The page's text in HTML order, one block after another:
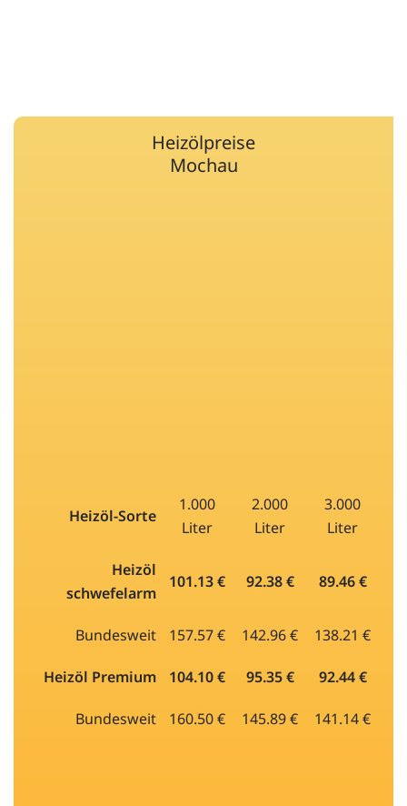
Heizölpreise
Mochau
Heizöl-Sorte
1.000
Liter
2.000
Liter
3.000
Liter
Heizöl
schwefelarm
101.13 € 92.38 € 89.46 €
Bundesweit 157.57 € 142.96 € 138.21 €
Heizöl Premium 104.10 € 95.35 € 92.44 €
Bundesweit 160.50 € 145.89 € 141.14 €